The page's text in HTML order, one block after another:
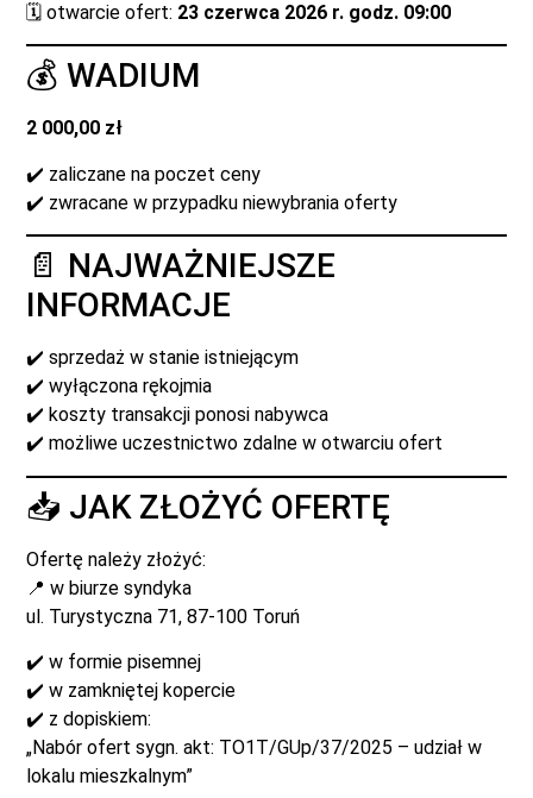
🗓️ otwarcie ofert: 23 czerwca 2026 r. godz. 09:00
💰 WADIUM
2 000,00 zł
✔️ zaliczane na poczet ceny
✔️ zwracane w przypadku niewybrania oferty
📄 NAJWAŻNIEJSZE
INFORMACJE
✔️ sprzedaż w stanie istniejącym
✔️ wyłączona rękojmia
✔️ koszty transakcji ponosi nabywca
✔️ możliwe uczestnictwo zdalne w otwarciu ofert
📥 JAK ZŁOŻYĆ OFERTĘ
Ofertę należy złożyć:
📍 w biurze syndyka
ul. Turystyczna 71, 87-100 Toruń
✔️ w formie pisemnej
✔️ w zamkniętej kopercie
✔️ z dopiskiem:
„Nabór ofert sygn. akt: TO1T/GUp/37/2025 – udział w
lokalu mieszkalnym”